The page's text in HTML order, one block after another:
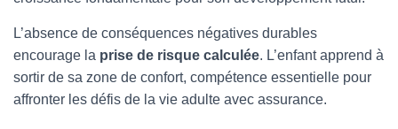
L’absence de conséquences négatives durables
encourage la prise de risque calculée. L’enfant apprend à
sortir de sa zone de confort, compétence essentielle pour
affronter les défis de la vie adulte avec assurance.